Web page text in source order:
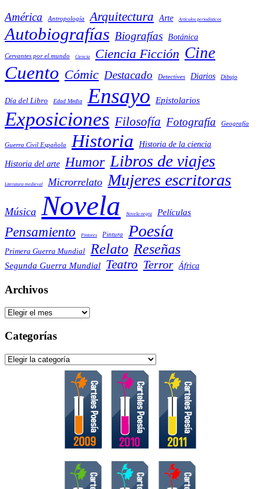
América Antropología Arquitectura Arte Artículos periodísticos
Autobiografías Biografías Botánica
Cervantes por el mundo Ciencia Ciencia Ficción Cine
Cuento Cómic Destacado Detectives Diarios Dibujo
Día del Libro Edad Media Ensayo Epistolarios
Exposiciones Filosofía Fotografía Geografía
Guerra Civil Española Historia Historia de la ciencia
Historia del arte Humor Libros de viajes
Literatura medieval Microrrelato Mujeres escritoras
Música Novela Novela negra Películas
Pensamiento Pintores Pintura Poesía
Primera Guerra Mundial Relato Reseñas
Segunda Guerra Mundial Teatro Terror África
Archivos
Archivos
Categorías
Categorías